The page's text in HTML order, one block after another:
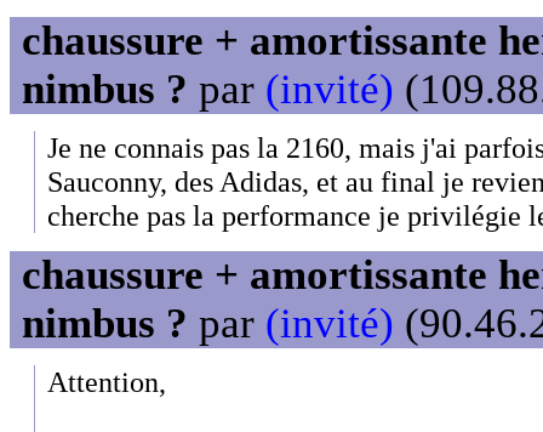
chaussure + amortissante
nimbus ? par (invité)
Je ne connais pas la 2160, mais j'ai
Sauconny, des Adidas, et au final je
cherche pas la performance je privilégie
chaussure + amortissante
nimbus ? par (invité)
Attention,